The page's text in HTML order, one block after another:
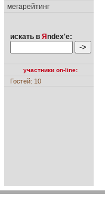
мегарейтинг
искать в Я ndex'е:
участники on-line:
Гостей: 10